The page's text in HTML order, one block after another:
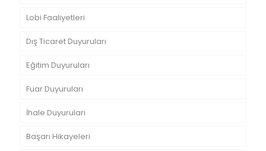
Lobi Faaliyetleri
Dış Ticaret Duyuruları
Eğitim Duyuruları
Fuar Duyuruları
İhale Duyuruları
Başarı Hikayeleri